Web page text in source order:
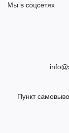
Мы в соцсетях
Пункт